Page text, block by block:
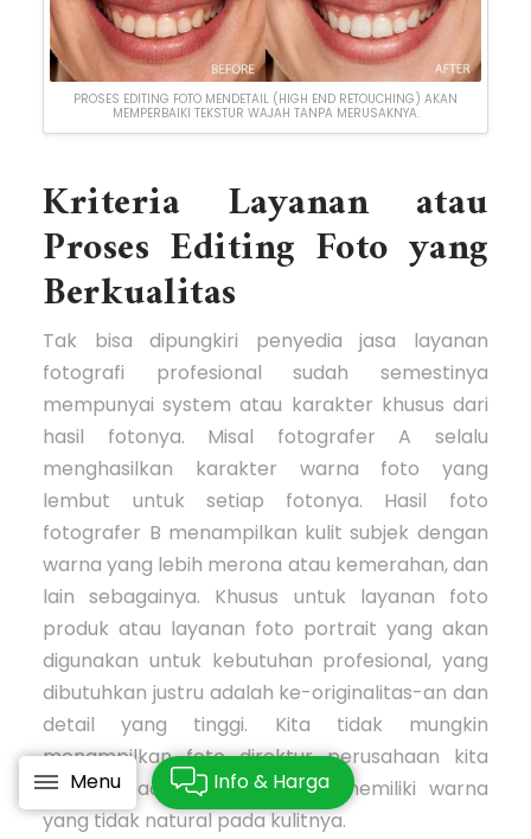
Menu Info & Harga
PROSES EDITING FOTO MENDETAIL (HIGH END RETOUCHING) AKAN
MEMPERBAIKI TEKSTUR WAJAH TANPA MERUSAKNYA.
Kriteria Layanan atau
Proses Editing Foto yang
Berkualitas
Tak bisa dipungkiri penyedia jasa layanan
fotografi profesional sudah semestinya
mempunyai system atau karakter khusus dari
hasil fotonya. Misal fotografer A selalu
menghasilkan karakter warna foto yang
lembut untuk setiap fotonya. Hasil foto
fotografer B menampilkan kulit subjek dengan
warna yang lebih merona atau kemerahan, dan
lain sebagainya. Khusus untuk layanan foto
produk atau layanan foto portrait yang akan
digunakan untuk kebutuhan profesional, yang
dibutuhkan justru adalah ke-originalitas-an dan
detail yang tinggi. Kita tidak mungkin
menampilkan foto direktur perusahaan kita
dalam keadaan terfilter dan memiliki warna
yang tidak natural pada kulitnya.